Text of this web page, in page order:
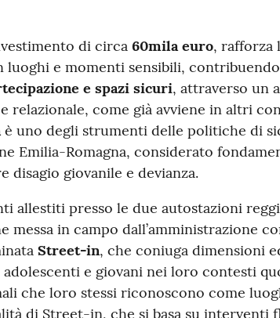
di circa 60mila euro, rafforza
luoghi e momenti sensibili,
e spazi sicuri, attraverso un
relazionale, come già avviene in altri
è uno degli strumenti delle politiche di
Emilia-Romagna, considerato
disagio giovanile e devianza.
allestiti presso le due autostazioni
messa in campo dall’amministrazione
Street-in, che coniuga dimensioni
e giovani nei loro contesti
che loro stessi riconoscono come
di Street-in, che si basa su interventi